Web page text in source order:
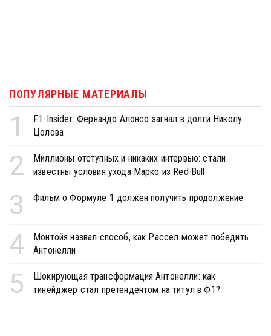
ПОПУЛЯРНЫЕ МАТЕРИАЛЫ
1
F1-Insider: Фернандо Алонсо загнал в долги Николу
Цолова
2
Миллионы отступных и никаких интервью: стали
известны условия ухода Марко из Red Bull
3 Фильм о Формуле 1 должен получить продолжение
4
Монтойя назвал способ, как Рассел может победить
Антонелли
5
Шокирующая трансформация Антонелли: как
тинейджер стал претендентом на титул в Ф1?